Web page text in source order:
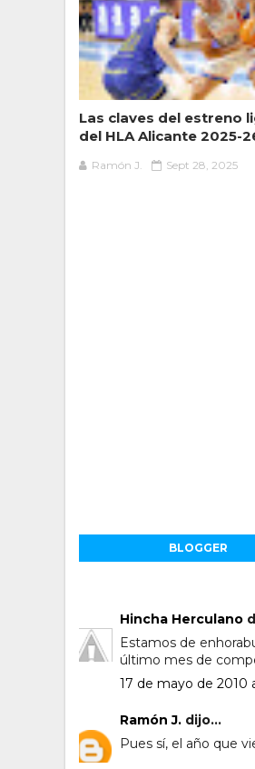
Las claves del estreno
del HLA Alicante 2025-
Ramón J. Sept 28, 2025
BLOGGER
Hincha Herculano
Estamos de
último mes de
17 de mayo de 2010
Ramón J. dijo...
Pues sí, el año que